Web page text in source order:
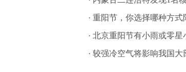
· 重阳节，你选择哪种方式
· 北京重阳节有小雨或零
· 较强冷空气将影响我国大